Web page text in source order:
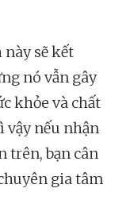
này sẽ kết
nó vẫn gây
khỏe và chất
vậy nếu nhận
trên, bạn cân
gia tâm